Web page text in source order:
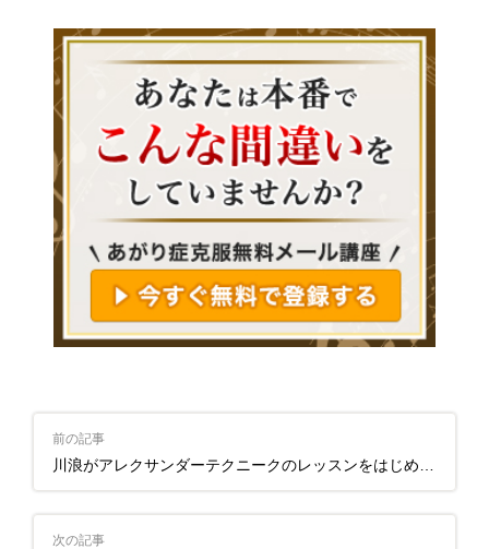
前の記事
川浪がアレクサンダーテクニークのレッスンをはじめたきっかけ
次の記事